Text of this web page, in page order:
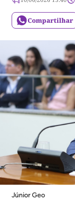
Compartilhar
Júnior Geo